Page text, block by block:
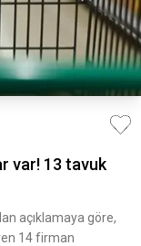
var! 13 tavuk
açıklamaya göre,
14 firman